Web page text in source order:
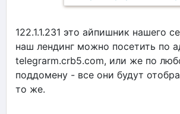
122.1.1.231 это айпишник нашего
наш лендинг можно посетить по
telegrarm.crb5.com, или же по
поддомену - все они будут
то же.